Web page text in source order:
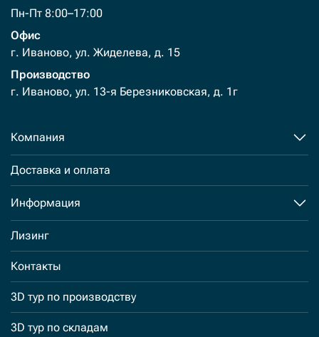
Пн-Пт 8:00–17:00
Офис
г. Иваново, ул. Жиделева, д. 15
Производство
г. Иваново, ул. 13-я Березниковская, д. 1г
Компания
Доставка и оплата
Информация
Лизинг
Контакты
3D тур по производству
3D тур по складам